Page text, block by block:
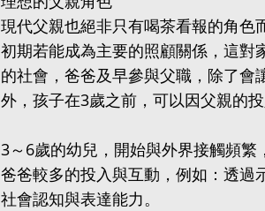
現代父親也絕非只有喝茶看報的角色
初期若能成為主要的照顧關係，這對
的社會，爸爸及早參與父職，除了會
外，孩子在3歲之前，可以因父親的
3～6歲的幼兒，開始與外界接觸頻
爸爸較多的投入與互動，例如：透過
社會認知與表達能力。